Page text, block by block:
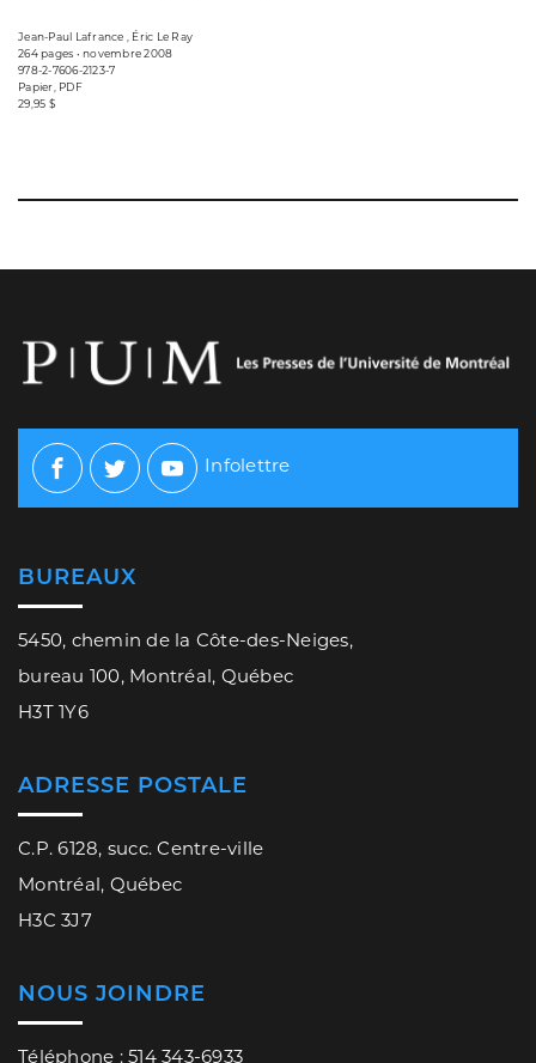
Jean-Paul Lafrance , Éric Le Ray
264 pages • novembre 2008
978-2-7606-2123-7
Papier, PDF
29,95 $
Facebook
TwitterYoutube
Infolettre
BUREAUX
5450, chemin de la Côte-des-Neiges,
bureau 100, Montréal, Québec
H3T 1Y6
ADRESSE POSTALE
C.P. 6128, succ. Centre-ville
Montréal, Québec
H3C 3J7
NOUS JOINDRE
Téléphone : 514 343-6933